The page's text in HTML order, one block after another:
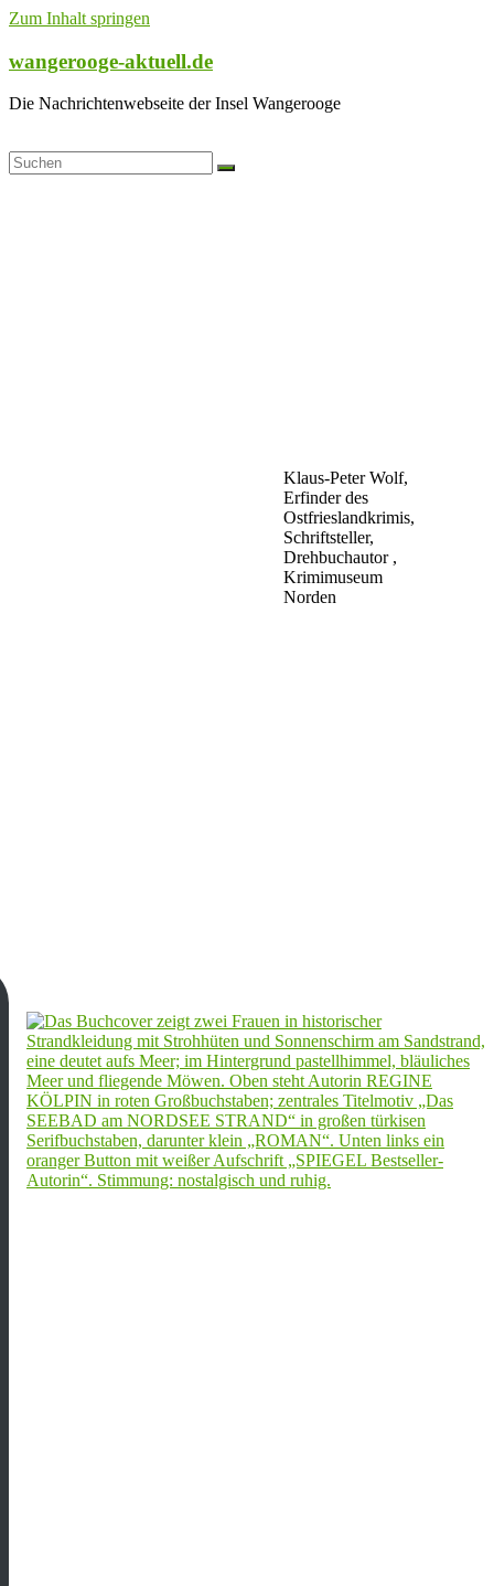
Zum Inhalt springen
wangerooge-aktuell.de
Die Nachrichtenwebseite der Insel Wangerooge
Klaus-Peter Wolf,
Erfinder des
Ostfrieslandkrimis,
Schriftsteller,
Drehbuchautor ,
Krimimuseum
Norden